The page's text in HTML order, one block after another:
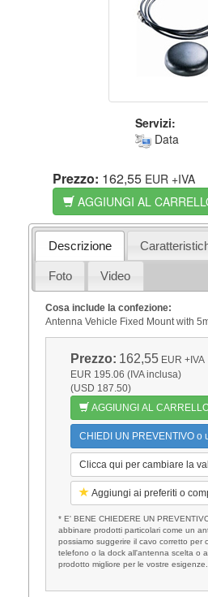
Servizi:
Data
Prezzo: 162,55 EUR +IVA
AGGIUNGI AL
Descrizione
Foto Video
Cosa include la confezione:
Antenna Vehicle Fixed Mount with
Prezzo: 162,55 EUR +IVA
EUR 195.06 (IVA inclusa)
(USD 187.50)
AGGIUNGI AL
CHIEDI UN PREVENTIVO o
Clicca qui per cambiare la
Aggiungi ai preferiti o
* E' BENE CHIEDERE UN
abbinare prodotti particolari come un
possiamo suggerire il cavo corretto per
telefono o la dock all'antenna scelta o
prodotto migliore per le vostre esigenze.